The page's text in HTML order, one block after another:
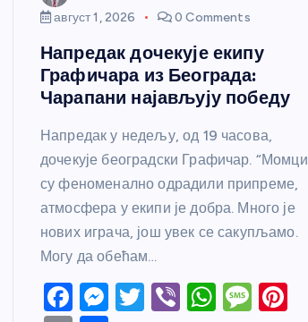
август 1, 2026
0 Comments
Напредак дочекује екипу
Графичара из Београда:
Чарапани најављују победу
Напредак у недељу, од 19 часова,
дочекује београдски Графичар. “Момци
су феноменално одрадили припреме,
атмосфера у екипи је добра. Много је
нових играча, још увек се сакупљамо.
Могу да обећам…
F
M T
Vi W M